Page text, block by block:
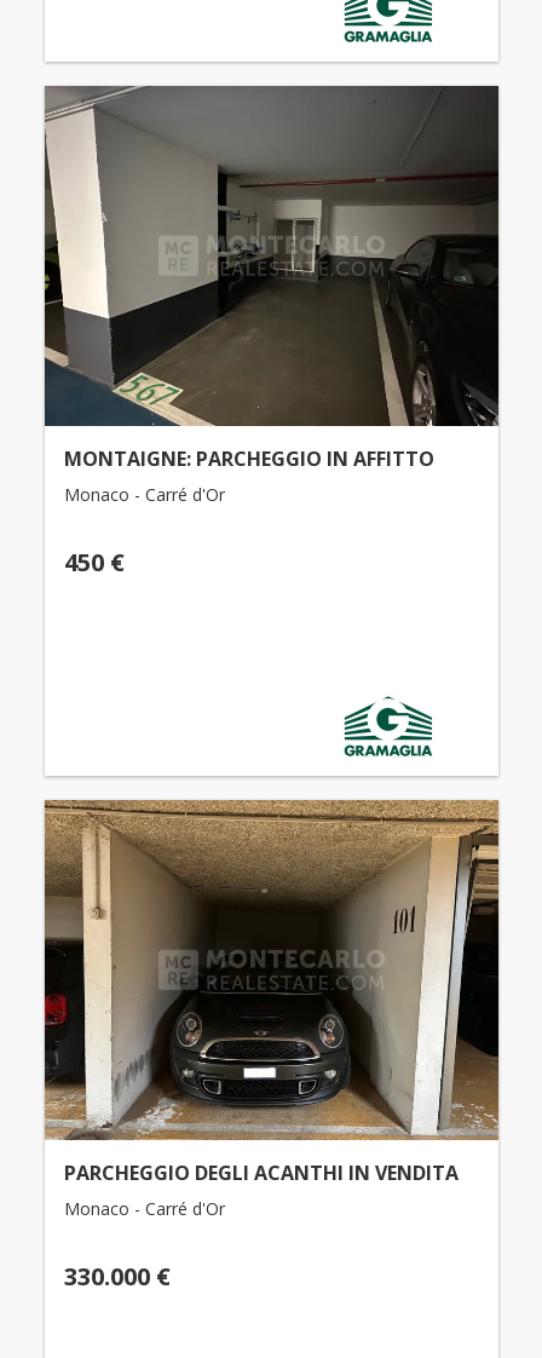
MONTAIGNE: PARCHEGGIO IN AFFITTO
Monaco - Carré d'Or
450 €
PARCHEGGIO DEGLI ACANTHI IN VENDITA
Monaco - Carré d'Or
330.000 €